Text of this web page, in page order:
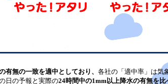
有無の一致を適中としており、 各社の「適中率」は気
日の予報と実際の24時間中の1mm以上降水の有無を比